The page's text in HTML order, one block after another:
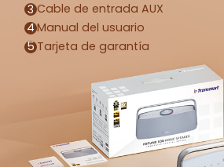
3 Cable de entrada AUX
4Manual del usuario
5 Tarjeta de garantía